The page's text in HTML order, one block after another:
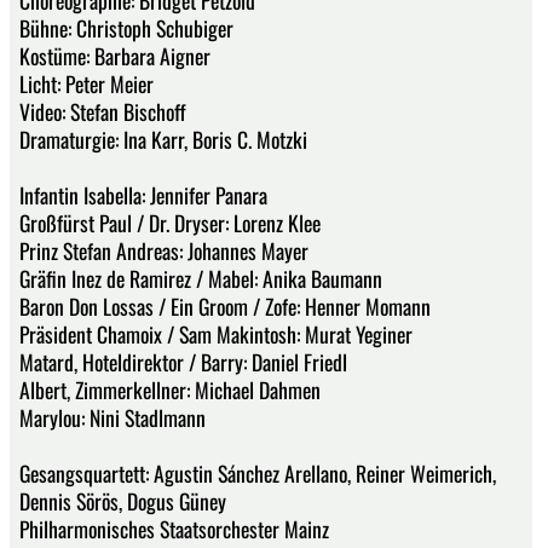
Bühne: Christoph Schubiger
Kostüme: Barbara Aigner
Licht: Peter Meier
Video: Stefan Bischoff
Dramaturgie: Ina Karr, Boris C. Motzki
Infantin Isabella: Jennifer Panara
Großfürst Paul / Dr. Dryser: Lorenz Klee
Prinz Stefan Andreas: Johannes Mayer
Gräfin Inez de Ramirez / Mabel: Anika Baumann
Baron Don Lossas / Ein Groom / Zofe: Henner Momann
Präsident Chamoix / Sam Makintosh: Murat Yeginer
Matard, Hoteldirektor / Barry: Daniel Friedl
Albert, Zimmerkellner: Michael Dahmen
Marylou: Nini Stadlmann
Gesangsquartett: Agustin Sánchez Arellano, Reiner Weimerich,
Dennis Sörös, Dogus Güney
Philharmonisches Staatsorchester Mainz